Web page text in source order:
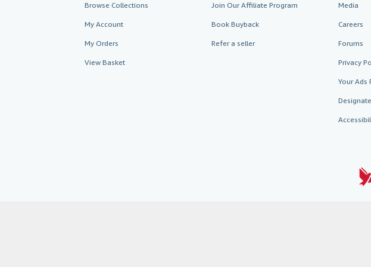
Browse Collections
My Account
My Orders
View Basket
Join Our Affiliate Program
Book Buyback
Refer a seller
Media
Careers
Forums
Privacy
Your Ads